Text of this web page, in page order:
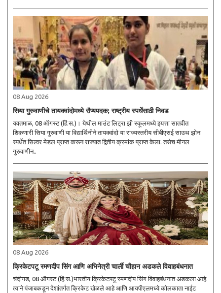
08 Aug 2026
सिया गुरुवाणीचे तायक्वांदोमध्ये रौप्यपदक; राष्ट्रीय स्पर्धेसाठी निवड
यवतमाळ, 08 ऑगस्ट (हिं.स.)। येथील माउंट लिट्रा झी स्कूलमध्ये इयत्ता सातवीत
शिकणारी सिया गुरुवाणी या विद्यार्थिनीने तायक्वांदो या राज्यस्तरीय सीबीएसई साउथ झोन
स्पर्धेत सिल्वर मेडल प्राप्त करून राज्यात द्वितीय क्रमांक प्राप्त केला. तसेच मीनल
गुरुवाणीन..
08 Aug 2026
क्रिकेटपटू रमणदीप सिंग आणि अभिनेत्री चार्ली चौहान अडकले विवाहबंधनात
चंदीगड, 08 ऑगस्ट (हिं.स.)भारतीय क्रिकेटपटू रमणदीप सिंग विवाहबंधनात अडकला आहे.
त्याने पंजाबकडून देशांतर्गत क्रिकेट खेळले आहे आणि आयपीएलमध्ये कोलकाता नाईट